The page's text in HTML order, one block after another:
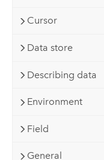
Cursor
Data store
Describing data
Environment
Field
General